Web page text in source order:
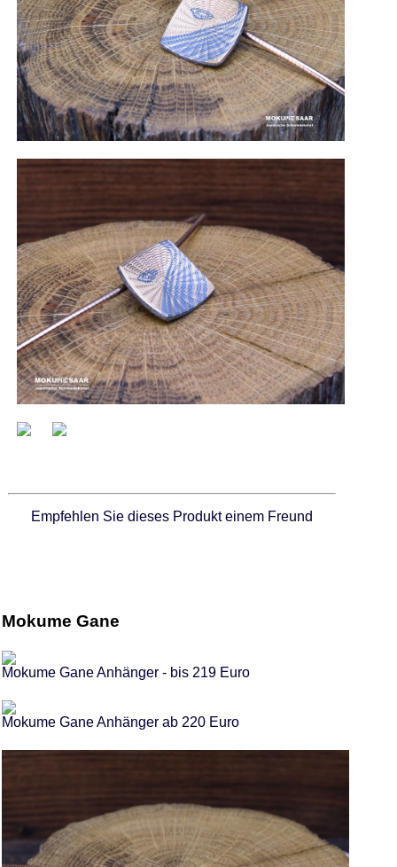
Empfehlen Sie dieses Produkt einem Freund
Mokume Gane
Mokume Gane Anhänger - bis 219 Euro
Mokume Gane Anhänger ab 220 Euro